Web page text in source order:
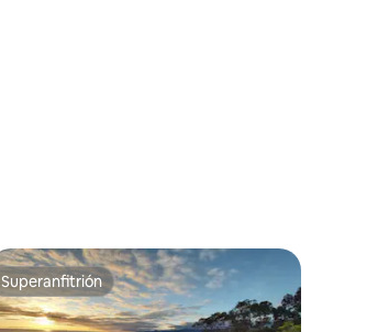
Superanfitrión
Superanfitrión